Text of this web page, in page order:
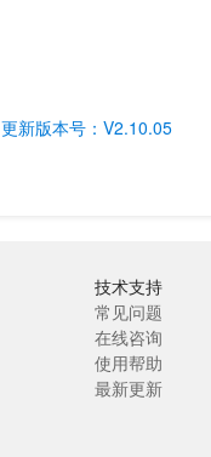
更新版本号：V2.10.05
技术支持
常见问题
在线咨询
使用帮助
最新更新